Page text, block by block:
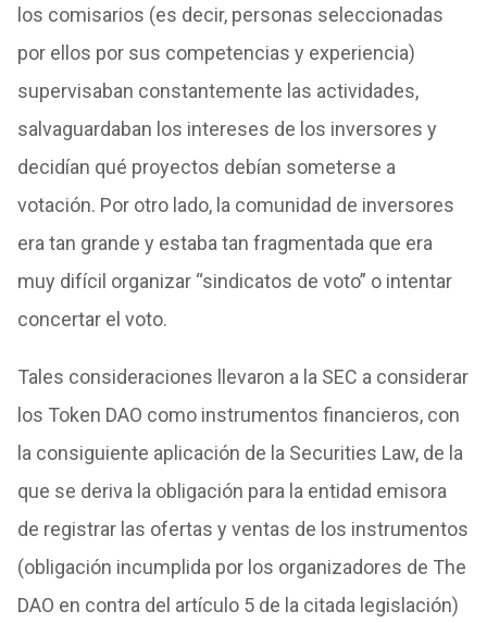
los comisarios (es decir, personas seleccionadas
por ellos por sus competencias y experiencia)
supervisaban constantemente las actividades,
salvaguardaban los intereses de los inversores y
decidían qué proyectos debían someterse a
votación. Por otro lado, la comunidad de inversores
era tan grande y estaba tan fragmentada que era
muy difícil organizar “sindicatos de voto” o intentar
concertar el voto.
Tales consideraciones llevaron a la SEC a considerar
los Token DAO como instrumentos financieros, con
la consiguiente aplicación de la Securities Law, de la
que se deriva la obligación para la entidad emisora
de registrar las ofertas y ventas de los instrumentos
(obligación incumplida por los organizadores de The
DAO en contra del artículo 5 de la citada legislación)